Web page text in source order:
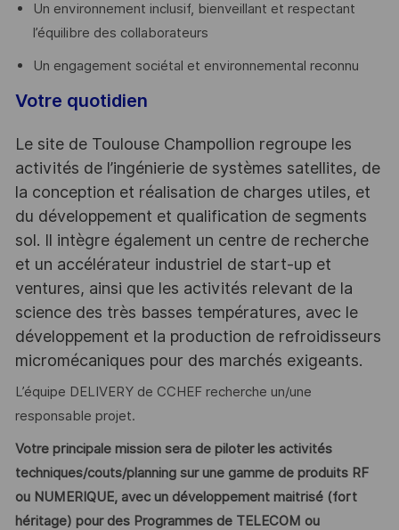
Un environnement inclusif, bienveillant et respectant
l’équilibre des collaborateurs
Un engagement sociétal et environnemental reconnu
Votre quotidien
Le site de Toulouse Champollion regroupe les
activités de l’ingénierie de systèmes satellites, de
la conception et réalisation de charges utiles, et
du développement et qualification de segments
sol. Il intègre également un centre de recherche
et un accélérateur industriel de start-up et
ventures, ainsi que les activités relevant de la
science des très basses températures, avec le
développement et la production de refroidisseurs
micromécaniques pour des marchés exigeants.
L’équipe DELIVERY de CCHEF recherche un/une
responsable projet.
Votre principale mission sera de piloter les activités
techniques/couts/planning sur une gamme de produits RF
ou NUMERIQUE, avec un développement maitrisé (fort
héritage) pour des Programmes de TELECOM ou